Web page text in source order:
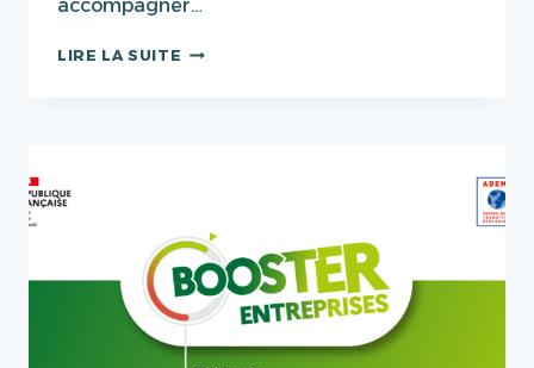
accompagner…
LIRE LA SUITE EDURÉNOV
DE
BÂTIMENTS
SCOLAIRES